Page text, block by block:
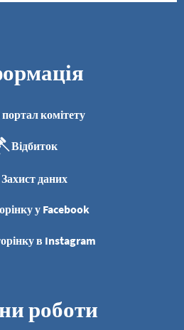
комітету
Відбиток
Захист даних
у Facebook
в Instagram
роботи